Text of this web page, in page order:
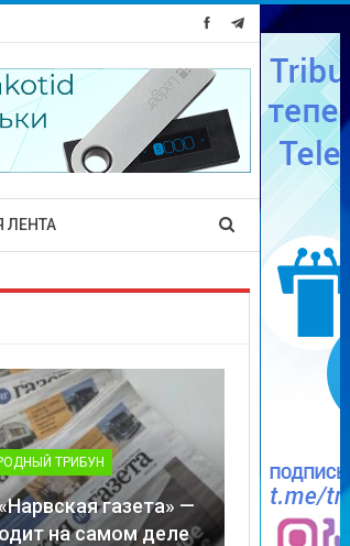
ЛЕНТА
ТРИБУН
газета» —
на самом деле